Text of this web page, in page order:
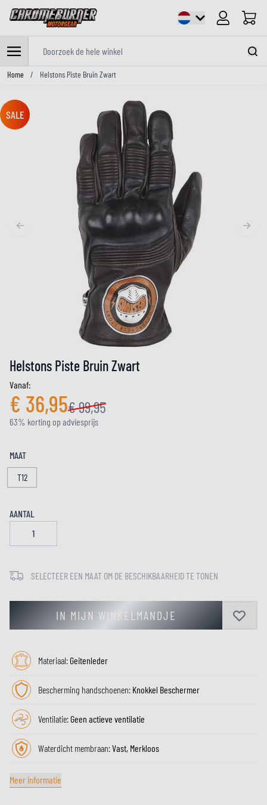
Cart
Ga naar de inhoud
Home / Helstons Piste Bruin Zwart
SALE
Helstons Piste Bruin Zwart
Vanaf:
€ 36,95€ 99,95
63% korting op adviesprijs
MAAT
T12
AANTAL
SELECTEER EEN MAAT OM DE BESCHIKBAARHEID TE TONEN
IN MIJN WINKELMANDJE
Materiaal:Geitenleder
Bescherming handschoenen: Knokkel Beschermer
Ventilatie:Geen actieve ventilatie
Waterdicht membraan:Vast, Merkloos
Meer informatie